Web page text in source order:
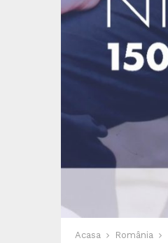
Acasa România